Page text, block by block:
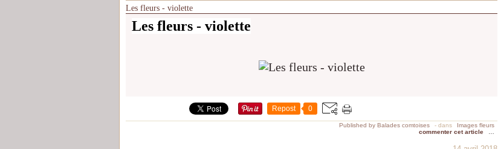
Les fleurs - violette
Les fleurs - violette
Repost 0
Published by Balades comtoises - dans
Images fleurs
commenter cet article